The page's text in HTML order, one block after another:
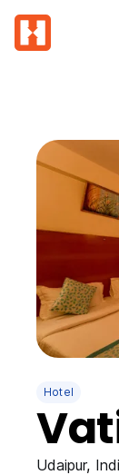
Hotel
Udaipur,